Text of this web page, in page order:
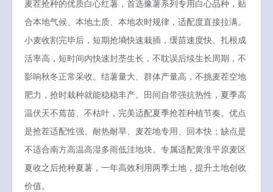
麦茬抢种的优质白心红薯，首选豫薯系列专用白心品种，贴
合本地气候、本地土质、本地农时规律，适配度直接拉满。
小麦收割完毕后，短期抢墒快速栽插，缓苗速度快、扎根成
活率高，短时间内快速封垄生长，不耽误后续生长周期，不
影响秋冬正常采收。结薯量大、群体产量高，不挑麦茬空地
肥力，抢时栽种就能稳稳丰产。田间自带强抗热性，夏季高
温伏天不蔫苗、不枯叶，完美适配夏季抢茬种植节奏。优点
是抢茬适配性强、耐热耐旱、麦茬地专用、回本快；缺点是
不适合南方高温高湿多雨低洼地块。专属适配黄淮平原麦区
夏收之后抢种夏薯，一年高效利用两季土地，提升土地创收
价值。